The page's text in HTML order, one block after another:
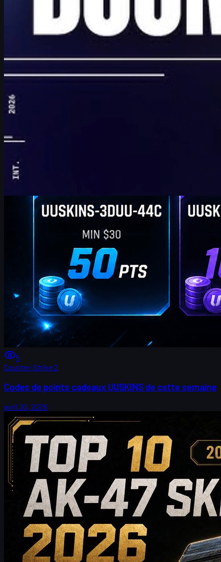
5
Counter-Strike 2
Codes de points cadeaux UUSKINS de cette semaine
avril 20, 2026